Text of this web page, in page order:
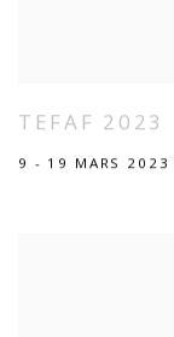
TEFAF 2023
9 - 19 MARS 2023